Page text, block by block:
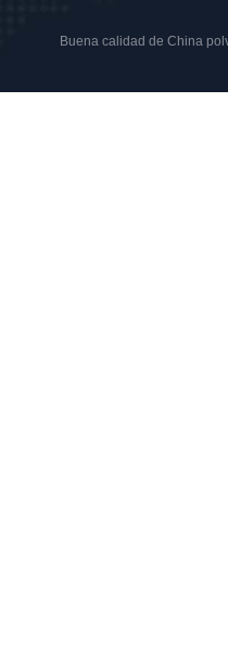
Buena calidad de China